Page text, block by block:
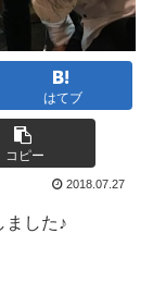
はてブ
コピー
2018.07.27
ました♪